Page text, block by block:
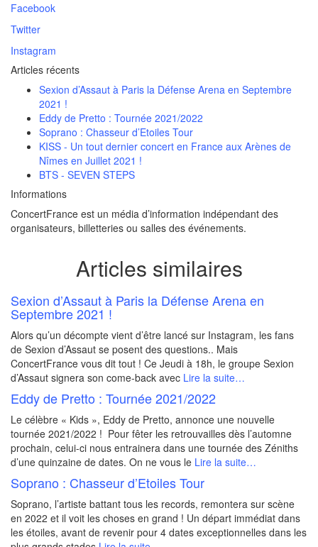
Facebook
Twitter
Instagram
Articles récents
Sexion d’Assaut à Paris la Défense Arena en Septembre
2021 !
Eddy de Pretto : Tournée 2021/2022
Soprano : Chasseur d’Etoiles Tour
KISS - Un tout dernier concert en France aux Arènes de
Nîmes en Juillet 2021 !
BTS - SEVEN STEPS
Informations
ConcertFrance est un média d’information indépendant des
organisateurs, billetteries ou salles des événements.
Articles similaires
Sexion d’Assaut à Paris la Défense Arena en
Septembre 2021 !
Alors qu’un décompte vient d’être lancé sur Instagram, les fans
de Sexion d’Assaut se posent des questions.. Mais
ConcertFrance vous dit tout ! Ce Jeudi à 18h, le groupe Sexion
d’Assaut signera son come-back avec Lire la suite…
Eddy de Pretto : Tournée 2021/2022
Le célèbre « Kids », Eddy de Pretto, annonce une nouvelle
tournée 2021/2022 ! Pour fêter les retrouvailles dès l’automne
prochain, celui-ci nous entrainera dans une tournée des Zéniths
d’une quinzaine de dates. On ne vous le Lire la suite…
Soprano : Chasseur d’Etoiles Tour
Soprano, l’artiste battant tous les records, remontera sur scène
en 2022 et il voit les choses en grand ! Un départ immédiat dans
les étoiles, avant de revenir pour 4 dates exceptionnelles dans les